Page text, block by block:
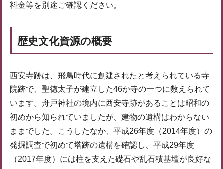
料金等を別途ご確認ください。
歴史文化資源の概要
西安寺跡は、飛鳥時代に創建されたと考えられている寺
院跡で、聖徳太子が建立した46か寺の一つに数えられて
います。舟戸神社の境内に西安寺跡があることは昭和の
初めから知られていましたが、建物の遺構はわからない
ままでした。こうしたなか、平成26年度（2014年度）の
発掘調査で初めて塔跡の遺構を確認し、平成29年度
（2017年度）には柱を支えた礎石や乱石積基壇が良好な